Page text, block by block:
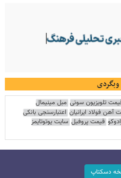
وبگردی
تلویزیون سونی مبل مینیمال
آهن فولاد ایرانیان اعتبارسنجی بانکی
قیمت پروفیل سایت یوتوتایمز
دسکتاپ